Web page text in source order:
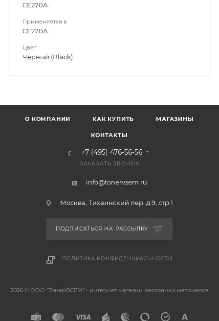
CE270A
Применяется в
CE270A
Цвет
Черный (Black)
О КОМПАНИИ КАК КУПИТЬ МАГАЗИНЫ
КОНТАКТЫ
+7 (495) 476-56-56
ЗАКАЗАТЬ ЗВОНОК
info@tonervsem.ru
Москва, Тихвинский пер. д.9, стр.1
ПОДПИСАТЬСЯ НА РАССЫЛКУ
ПОЛИТИКА КОНФИДЕНЦИАЛЬНОСТИ
2026 © ООО "ТонерВСЕМ" - интернет магазин расходных метриалов